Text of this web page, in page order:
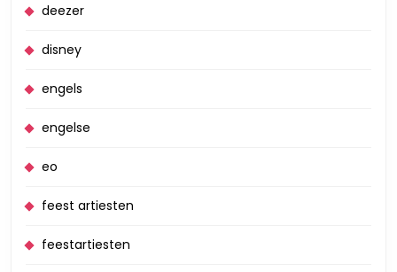
deezer
disney
engels
engelse
eo
feest artiesten
feestartiesten